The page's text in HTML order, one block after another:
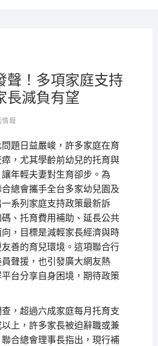
聲！多項家庭支持
長減負有望
情報
題日益嚴峻，許多家庭在育
，尤其學齡前幼兒的托育與
年輕夫妻對生育卻步。為
總會攜手全台多家幼兒園及
系列家庭支持政策最新訴
、托育費用補助、延長公共
，目標是減輕家長經濟與時
善的育兒環境。這項聯合行
聲援，也引發廣大網友熱
台分享自身困境，期待政策
，超過六成家庭每月托育支
上，許多家長被迫辭職或兼
合總會理事長指出，現行補